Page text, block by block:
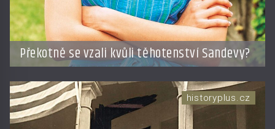
Překotně se vzali kvůli těhotenství Sandevy?
historyplus.cz